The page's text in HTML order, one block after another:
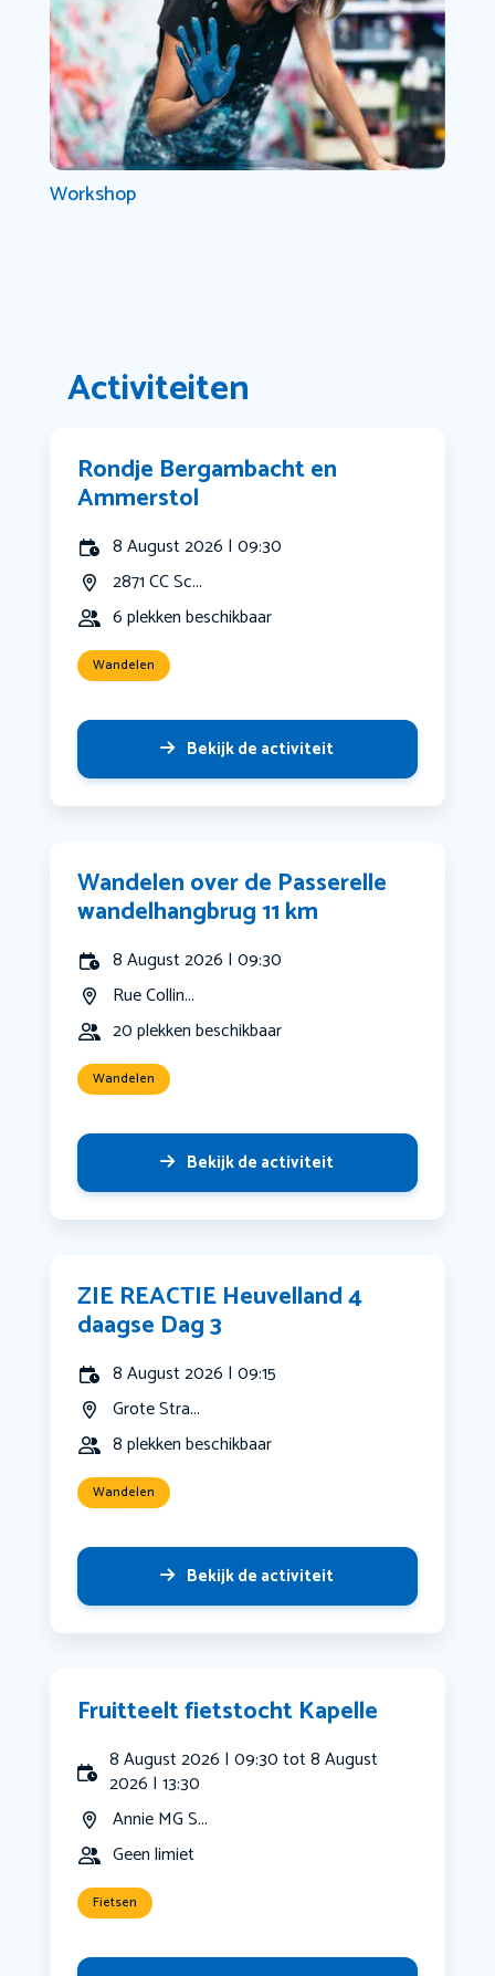
Workshop
Activiteiten
Rondje Bergambacht en
Ammerstol
8 August 2026 | 09:30
2871 CC Sc...
6 plekken beschikbaar
Wandelen
Bekijk de activiteit
Wandelen over de Passerelle
wandelhangbrug 11 km
8 August 2026 | 09:30
Rue Collin...
20 plekken beschikbaar
Wandelen
Bekijk de activiteit
ZIE REACTIE Heuvelland 4
daagse Dag 3
8 August 2026 | 09:15
Grote Stra...
8 plekken beschikbaar
Wandelen
Bekijk de activiteit
Fruitteelt fietstocht Kapelle
8 August 2026 | 09:30 tot 8 August
2026 | 13:30
Annie MG S...
Geen limiet
Fietsen